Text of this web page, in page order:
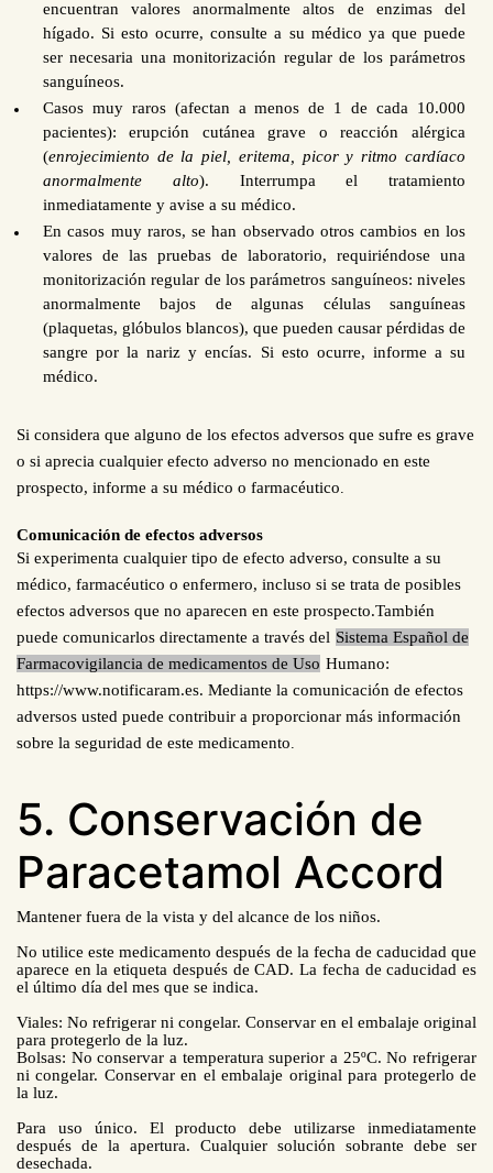
encuentran valores anormalmente altos de enzimas del
hígado. Si esto ocurre, consulte a su médico ya que puede
ser necesaria una monitorización regular de los parámetros
sanguíneos.
Casos muy raros (afectan a menos de 1 de cada 10.000
pacientes): erupción cutánea grave o reacción alérgica
(enrojecimiento de la piel, eritema, picor y ritmo cardíaco
anormalmente alto). Interrumpa el tratamiento
inmediatamente y avise a su médico.
En casos muy raros, se han observado otros cambios en los
valores de las pruebas de laboratorio, requiriéndose una
monitorización regular de los parámetros sanguíneos: niveles
anormalmente bajos de algunas células sanguíneas
(plaquetas, glóbulos blancos), que pueden causar pérdidas de
sangre por la nariz y encías. Si esto ocurre, informe a su
médico.
Si considera que alguno de los efectos adversos que sufre es grave
o si aprecia cualquier efecto adverso no mencionado en este
prospecto, informe a su médico o farmacéutico
Comunicación de efectos adversos
Si experimenta cualquier tipo de efecto adverso, consulte a su
médico, farmacéutico o enfermero, incluso si se trata de posibles
efectos adversos que no aparecen en este prospecto.También
puede comunicarlos directamente a través del Sistema Español de
Farmacovigilancia de medicamentos de Uso Humano:
https://www.notificaram.es. Mediante la comunicación de efectos
adversos usted puede contribuir a proporcionar más información
sobre la seguridad de este medicamento
5. Conservación de
Paracetamol Accord
Mantener fuera de la vista y del alcance de los niños.
No utilice este medicamento después de la fecha de caducidad que
aparece en la etiqueta después de CAD. La fecha de caducidad es
el último día del mes que se indica.
Viales: No refrigerar ni congelar. Conservar en el embalaje original
para protegerlo de la luz.
Bolsas: No conservar a temperatura superior a 25ºC. No refrigerar
ni congelar. Conservar en el embalaje original para protegerlo de
la luz.
Para uso único. El producto debe utilizarse inmediatamente
después de la apertura. Cualquier solución sobrante debe ser
desechada.